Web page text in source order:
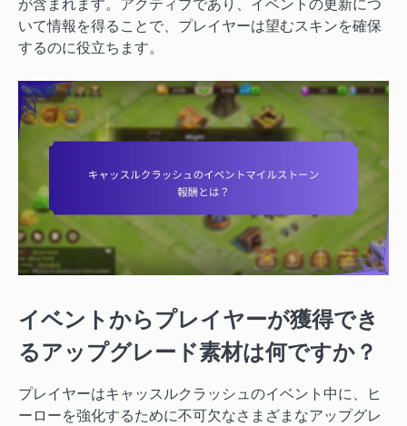
が含まれます。アクティブであり、イベントの更新につ
いて情報を得ることで、プレイヤーは望むスキンを確保
するのに役立ちます。
イベントからプレイヤーが獲得でき
るアップグレード素材は何ですか？
プレイヤーはキャッスルクラッシュのイベント中に、ヒ
ーローを強化するために不可欠なさまざまなアップグレ